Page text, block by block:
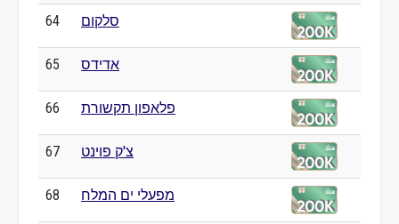
64 סלקום
65 אדידס
66 פלאפון תקשורת
67 צ'ק פוינט
68 מפעלי ים המלח